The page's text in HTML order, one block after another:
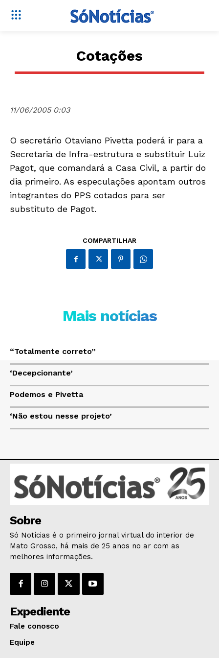
JUNTE-SE NO WHATSAPP
ECONOMIA
OPINIÃO
GERAL
SAÚDE
AGRONOTÍCIAS
ÚLTIMAS NOTÍCIAS
Cotações
11/06/2005 0:03
O secretário Otaviano Pivetta poderá ir para a
Secretaria de Infra-estrutura e substituir Luiz
Pagot, que comandará a Casa Civil, a partir do
dia primeiro. As especulações apontam outros
integrantes do PPS cotados para ser
substituto de Pagot.
COMPARTILHAR
Mais notícias
“Totalmente correto”
‘Decepcionante’
Podemos e Pivetta
‘Não estou nesse projeto’
Sobre
Só Notícias é o primeiro jornal virtual do interior de
Mato Grosso, há mais de 25 anos no ar com as
melhores informações.
Expediente
Fale conosco
Equipe